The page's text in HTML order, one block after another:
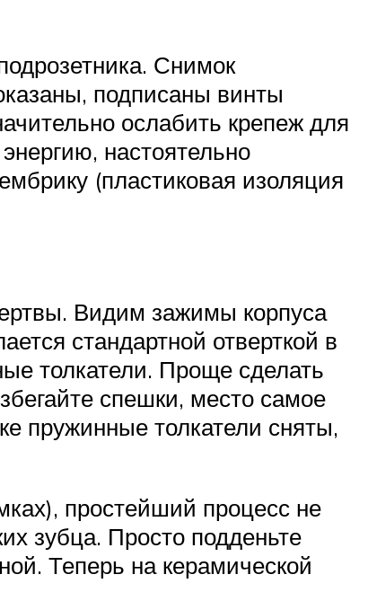
Снимок
подписаны винты
ослабить крепеж для
настоятельно
(пластиковая изоляция
Видим зажимы корпуса
стандартной отверткой в
толкатели. Проще сделать
спешки, место самое
пружинные толкатели сняты,
простейший процесс не
зубца. Просто подденьте
Теперь на керамической